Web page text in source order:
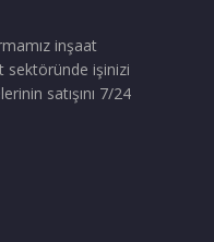
inşaat
sektöründe işinizi
satışını 7/24